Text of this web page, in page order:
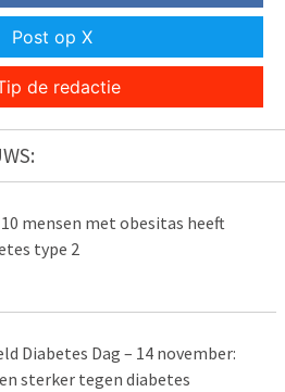
Post op X
de redactie
mensen met obesitas heeft
type 2
Diabetes Dag – 14 november:
sterker tegen diabetes